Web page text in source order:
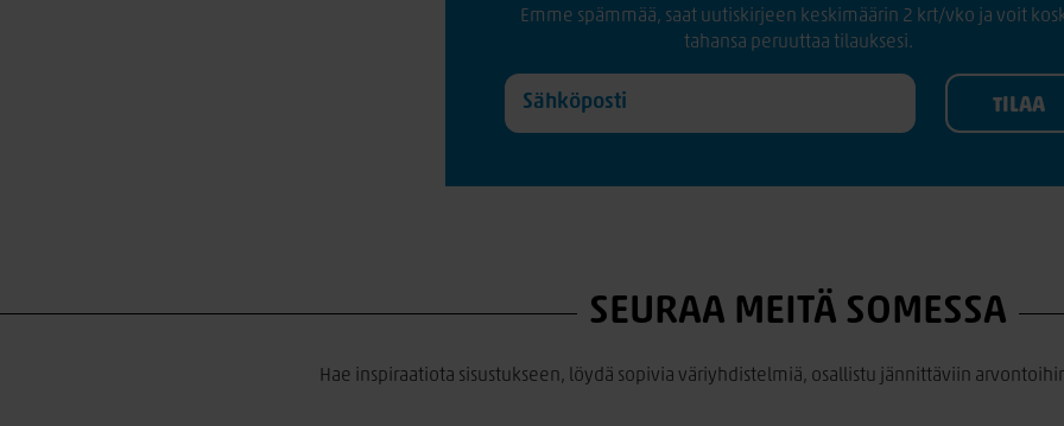
Emme spämmää, saat uutiskirjeen keskimäärin 2 krt/vko ja voit
tahansa peruuttaa tilauksesi.
SEURAA MEITÄ SOMESSA
Hae inspiraatiota sisustukseen, löydä sopivia väriyhdistelmiä, osallistu jännittäviin